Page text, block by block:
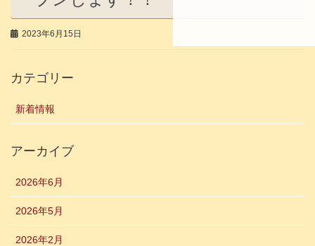
2023年6月15日
カテゴリー
新着情報
アーカイブ
2026年6月
2026年5月
2026年2月